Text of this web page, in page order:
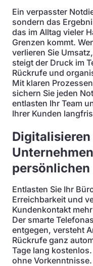
Ein verpasster
sondern das
das im Alltag vieler
Grenzen kommt.
verlieren Sie
steigt der Druck im
Rückrufe und
Mit klaren
sichern Sie jeden
entlasten Ihr Team
Ihrer Kunden
Entlasten Sie Ihr
Erreichbarkeit und
Kundenkontakt
Der smarte
entgegen, versteht
Rückrufe ganz
Tage lang
ohne Vorkenntnisse.